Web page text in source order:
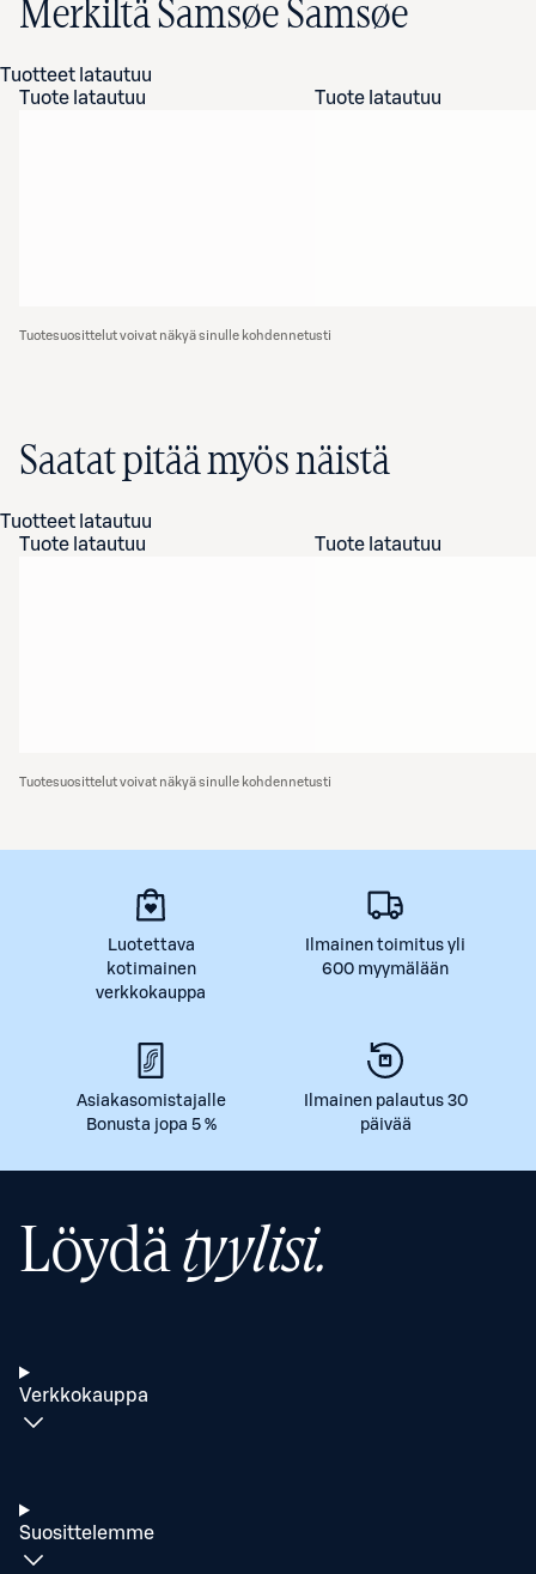
Merkiltä Samsøe Samsøe
Tuotteet latautuu
Tuote latautuu
Tuote latautuu
Tuotesuosittelut voivat näkyä sinulle kohdennetusti
Saatat pitää myös näistä
Tuotteet latautuu
Tuote latautuu
Tuote latautuu
Tuotesuosittelut voivat näkyä sinulle kohdennetusti
Luotettava
kotimainen
verkkokauppa
Ilmainen toimitus yli
600 myymälään
Asiakasomistajalle
Bonusta jopa 5 %
Ilmainen palautus 30
päivää
Löydätyylisi.
Verkkokauppa
Suosittelemme